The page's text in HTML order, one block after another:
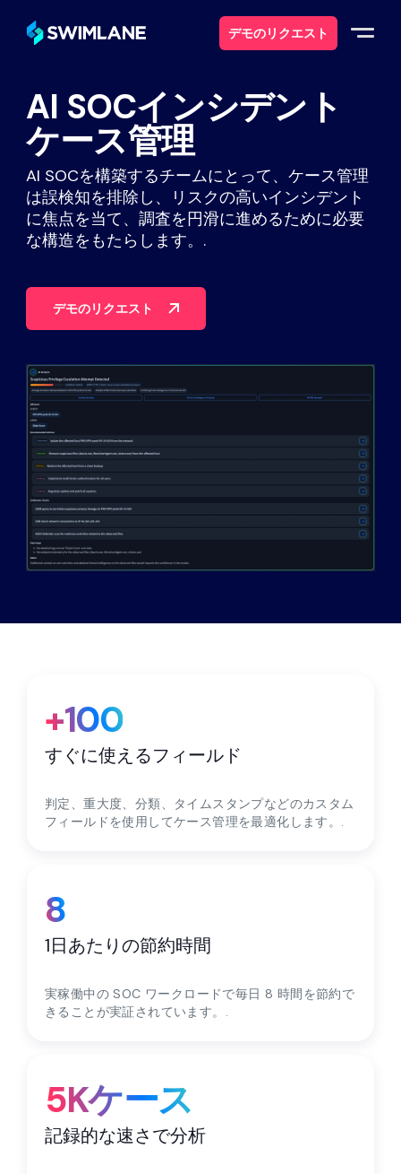
デモのリクエスト
なぜスイムレーンなのか
ソリューション
製品紹介
リソース
について
パートナー
連絡先
ブログ
サポート
日本語
AI SOCインシデント
ケース管理
AI SOCを構築するチームにとって、ケース管理
は誤検知を排除し、リスクの高いインシデント
に焦点を当て、調査を円滑に進めるために必要
な構造をもたらします。.
デモのリクエスト
すぐに使えるフィールド
+100
判定、重大度、分類、タイムスタンプなどのカスタム
フィールドを使用してケース管理を最適化します。.
1日あたりの節約時間
8
実稼働中の SOC ワークロードで毎日 8 時間を節約で
きることが実証されています。.
記録的な速さで分析
5Kケース